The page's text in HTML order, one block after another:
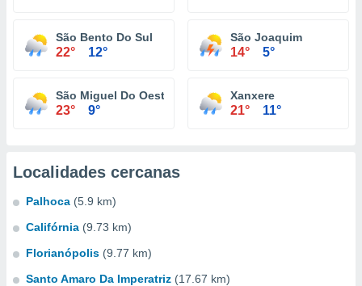
São Bento Do Sul
22° 12°
São Joaquim
14° 5°
São Miguel Do Oeste
23° 9°
Xanxere
21° 11°
Localidades cercanas
Palhoca (5.9 km)
Califórnia (9.73 km)
Florianópolis (9.77 km)
Santo Amaro Da Imperatriz (17.67 km)